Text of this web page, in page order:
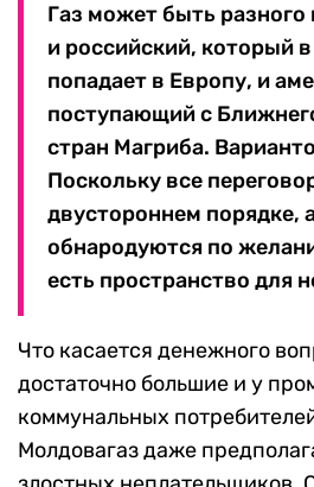
Газ может быть
и российский, который
попадает в Европу, и
поступающий с
стран Магриба.
Поскольку все
двустороннем порядке,
обнародуются по
есть пространство для
Что касается денежного
достаточно большие и у
коммунальных
Молдовагаз даже